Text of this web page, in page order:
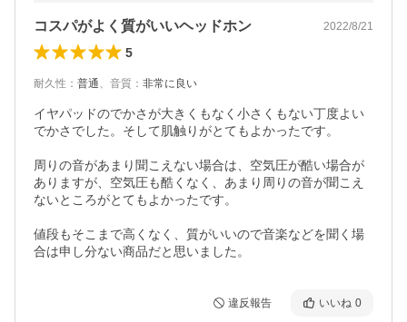
コスパがよく質がいいヘッドホン 2022/8/21
5
耐久性 ： 普通、 音質 ： 非常に良い
イヤパッドのでかさが大きくもなく小さくもない丁度よい
でかさでした。そして肌触りがとてもよかったです。
周りの音があまり聞こえない場合は、空気圧が酷い場合が
ありますが、空気圧も酷くなく、あまり周りの音が聞こえ
ないところがとてもよかったです。
値段もそこまで高くなく、質がいいので音楽などを聞く場
合は申し分ない商品だと思いました。
違反報告 いいね 0